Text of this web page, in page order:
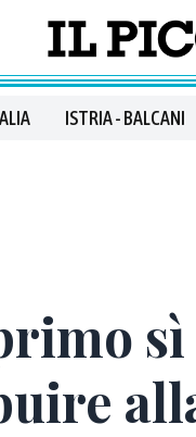
ISTRIA - BALCANI